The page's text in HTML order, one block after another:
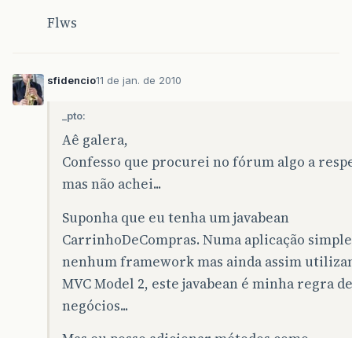
Flws
sfidencio11 de jan. de 2010
_pto:
Aê galera,
Confesso que procurei no fórum algo a
mas não achei...
Suponha que eu tenha um javabean
CarrinhoDeCompras. Numa aplicação
nenhum framework mas ainda assim
MVC Model 2, este javabean é minha regra de
negócios...